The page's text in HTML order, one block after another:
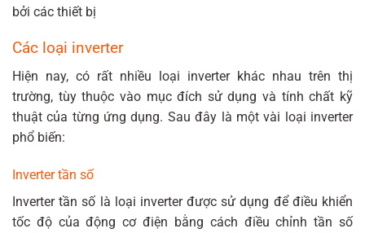
bởi các thiết bị
Các loại inverter
Hiện nay, có rất nhiều loại inverter khác nhau trên thị
trường, tùy thuộc vào mục đích sử dụng và tính chất kỹ
thuật của từng ứng dụng. Sau đây là một vài loại inverter
phổ biến:
Inverter tần số
Inverter tần số là loại inverter được sử dụng để điều khiển
tốc độ của động cơ điện bằng cách điều chỉnh tần số